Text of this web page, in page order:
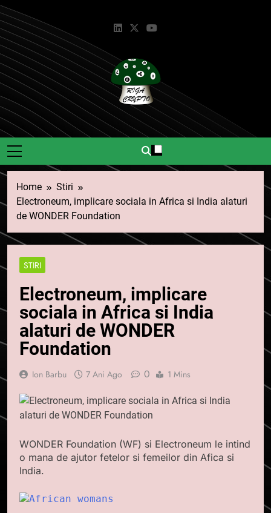
Skip
to
content
Riga Crypto
Știri Și Informații Despre
Criptomonede.
Home
Stiri
Electroneum, implicare sociala in Africa si India alaturi
de WONDER Foundation
STIRI
Electroneum, implicare
sociala in Africa si India
alaturi de WONDER
Foundation
Ion Barbu 7 Ani Ago 0 1 Mins
WONDER Foundation (WF) si Electroneum le intind
o mana de ajutor fetelor si femeilor din Afica si
India.